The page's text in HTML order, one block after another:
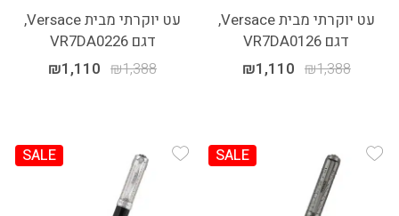
עט יוקרתי מבית Versace,
דגם VR7DA0126
₪1,388
₪1,110
עט יוקרתי מבית Versace,
דגם VR7DA0226
₪1,388
₪1,110
Add Wishlist
SALE
Add Wishlist
SALE